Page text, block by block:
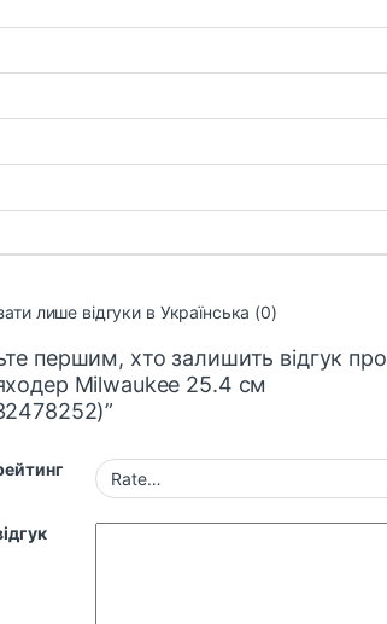
лише відгуки в Українська (0)
першим, хто залишить відгук про
Milwaukee 25.4 см